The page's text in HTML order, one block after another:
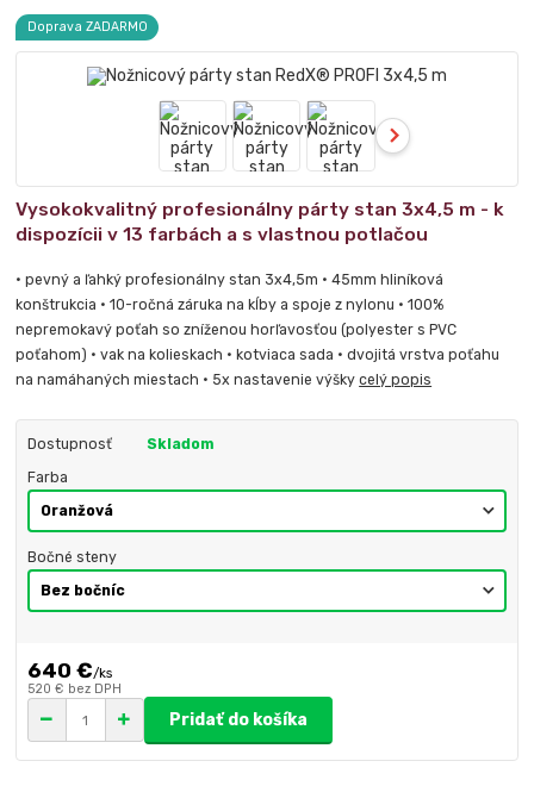
Doprava ZADARMO
Vysokokvalitný profesionálny párty stan 3x4,5 m - k
dispozícii v 13 farbách a s vlastnou potlačou
• pevný a ľahký profesionálny stan 3x4,5m • 45mm hliníková
konštrukcia • 10-ročná záruka na kĺby a spoje z nylonu • 100%
nepremokavý poťah so zníženou horľavosťou (polyester s PVC
poťahom) • vak na kolieskach • kotviaca sada • dvojitá vrstva poťahu
na namáhaných miestach • 5x nastavenie výškycelý popis
Dostupnosť Skladom
Farba
Bočné steny
640 €/ks
520 € bez DPH
Pridať do košíka